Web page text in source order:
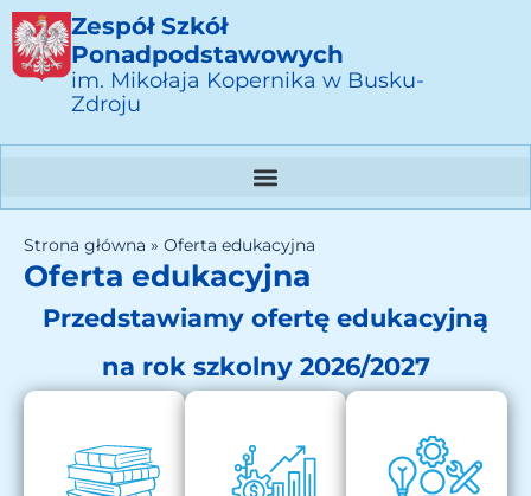
Zespół Szkół
Ponadpodstawowych
im. Mikołaja Kopernika w Busku-
Zdroju
Strona główna » Oferta edukacyjna
Oferta edukacyjna
Przedstawiamy ofertę edukacyjną
na rok szkolny 2026/2027